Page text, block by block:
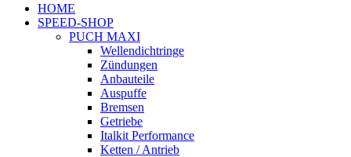
HOME
SPEED-SHOP
PUCH MAXI
Wellendichtringe
Zündungen
Anbauteile
Auspuffe
Bremsen
Getriebe
Italkit Performance
Ketten / Antrieb